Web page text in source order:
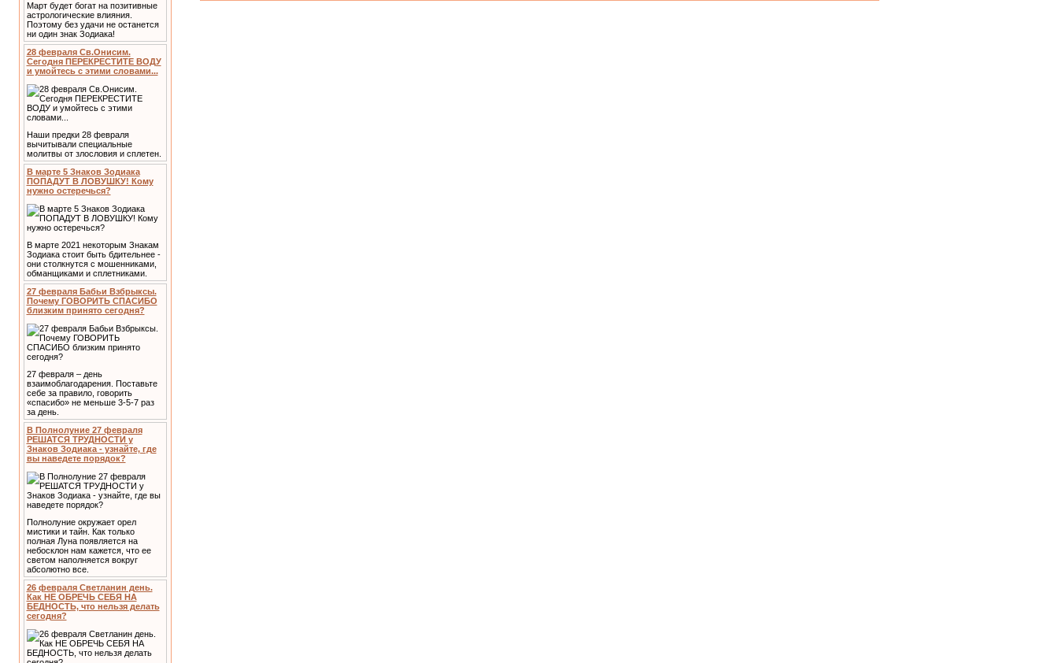
Март будет богат на позитивные
астрологические влияния.
Поэтому без удачи не останется
ни один знак Зодиака!
28 февраля Св.Онисим.
Сегодня ПЕРЕКРЕСТИТЕ ВОДУ
и умойтесь с этими словами...
Наши предки 28 февраля
вычитывали специальные
молитвы от злословия и сплетен.
В марте 5 Знаков Зодиака
ПОПАДУТ В ЛОВУШКУ! Кому
нужно остеречься?
В марте 2021 некоторым Знакам
Зодиака стоит быть бдительнее -
они столкнутся с мошенниками,
обманщиками и сплетниками.
27 февраля Бабьи Взбрыксы.
Почему ГОВОРИТЬ СПАСИБО
близким принято сегодня?
27 февраля – день
взаимоблагодарения. Поставьте
себе за правило, говорить
«спасибо» не меньше 3-5-7 раз
за день.
В Полнолуние 27 февраля
РЕШАТСЯ ТРУДНОСТИ у
Знаков Зодиака - узнайте, где
вы наведете порядок?
Полнолуние окружает орел
мистики и тайн. Как только
полная Луна появляется на
небосклон нам кажется, что ее
светом наполняется вокруг
абсолютно все.
26 февраля Светланин день.
Как НЕ ОБРЕЧЬ СЕБЯ НА
БЕДНОСТЬ, что нельзя делать
сегодня?